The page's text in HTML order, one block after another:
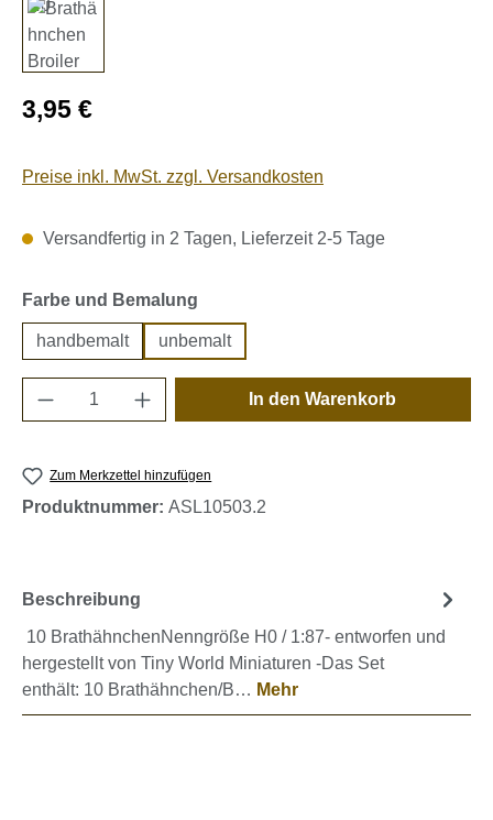
Regulärer Preis:
3,95 €
Preise inkl. MwSt. zzgl. Versandkosten
Versandfertig in 2 Tagen, Lieferzeit 2-5 Tage
Farbe und Bemalung
handbemalt unbemalt
Produkt Anzahl: Gib den gewünschten
In den Warenkorb
Zum Merkzettel hinzufügen
Produktnummer: ASL10503.2
Beschreibung
10 BrathähnchenNenngröße H0 / 1:87- entworfen und
hergestellt von Tiny World Miniaturen -Das Set
enthält: 10 Brathähnchen/B… Mehr